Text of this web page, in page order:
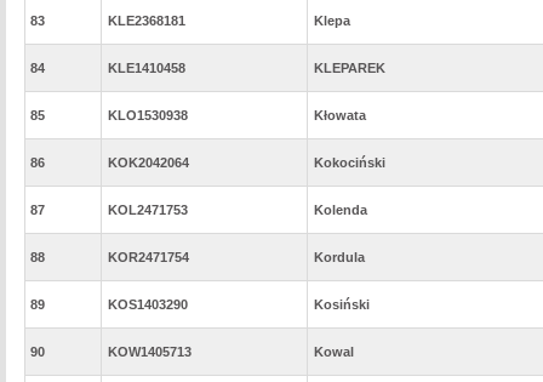
83 KLE2368181 Klepa
84 KLE1410458 KLEPAREK
85 KLO1530938 Kłowata
86 KOK2042064 Kokociński
87 KOL2471753 Kolenda
88 KOR2471754 Kordula
89 KOS1403290 Kosiński
90 KOW1405713 Kowal